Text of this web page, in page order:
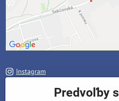
Instagram
Predvoľby